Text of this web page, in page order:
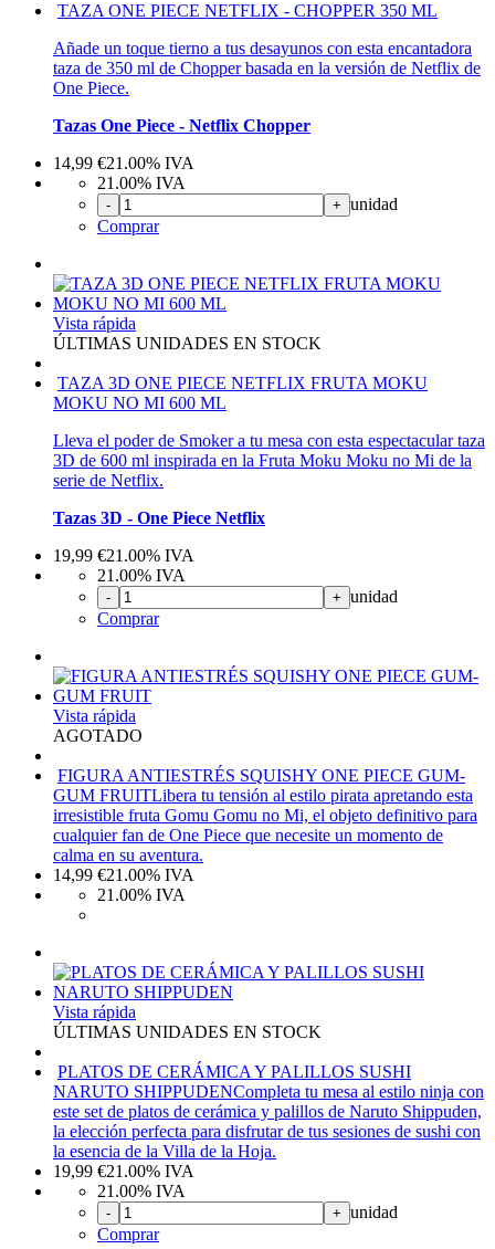
TAZA ONE PIECE NETFLIX - CHOPPER 350 ML
Añade un toque tierno a tus desayunos con esta encantadora
taza de 350 ml de Chopper basada en la versión de Netflix de
One Piece.
Tazas One Piece - Netflix Chopper
14,99 €21.00% IVA
21.00% IVA
- + unidad
Comprar
Vista rápida
ÚLTIMAS UNIDADES EN STOCK
TAZA 3D ONE PIECE NETFLIX FRUTA MOKU
MOKU NO MI 600 ML
Lleva el poder de Smoker a tu mesa con esta espectacular taza
3D de 600 ml inspirada en la Fruta Moku Moku no Mi de la
serie de Netflix.
Tazas 3D - One Piece Netflix
19,99 €21.00% IVA
21.00% IVA
- + unidad
Comprar
Vista rápida
AGOTADO
FIGURA ANTIESTRÉS SQUISHY ONE PIECE GUM-
GUM FRUITLibera tu tensión al estilo pirata apretando esta
irresistible fruta Gomu Gomu no Mi, el objeto definitivo para
cualquier fan de One Piece que necesite un momento de
calma en su aventura.
14,99 €21.00% IVA
21.00% IVA
Vista rápida
ÚLTIMAS UNIDADES EN STOCK
PLATOS DE CERÁMICA Y PALILLOS SUSHI
NARUTO SHIPPUDENCompleta tu mesa al estilo ninja con
este set de platos de cerámica y palillos de Naruto Shippuden,
la elección perfecta para disfrutar de tus sesiones de sushi con
la esencia de la Villa de la Hoja.
19,99 €21.00% IVA
21.00% IVA
- + unidad
Comprar